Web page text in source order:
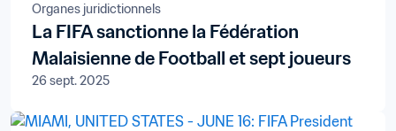
Organes juridictionnels
La FIFA sanctionne la Fédération
Malaisienne de Football et sept joueurs
26 sept. 2025